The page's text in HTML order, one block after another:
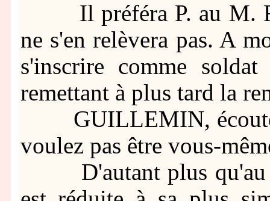
Il préféra P. au M. R.
ne s'en relèvera pas. A
s'inscrire comme
remettant à plus tard la
GUILLEMIN,
voulez pas être vous-
D'autant plus qu'au